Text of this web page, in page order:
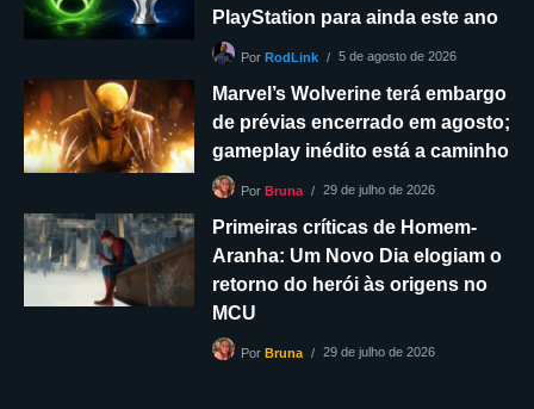
PlayStation para ainda este ano
PorRodLink 5 de agosto de 2026
Marvel’s Wolverine terá embargo
de prévias encerrado em agosto;
gameplay inédito está a caminho
PorBruna 29 de julho de 2026
Primeiras críticas de Homem-
Aranha: Um Novo Dia elogiam o
retorno do herói às origens no
MCU
PorBruna 29 de julho de 2026